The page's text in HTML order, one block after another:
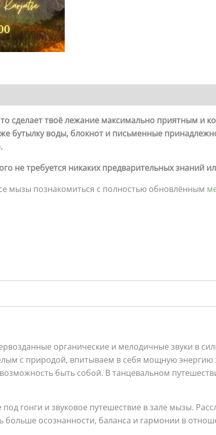
сделает твоё лежание максимально приятным и
бутылку воды, блокнот и письменные
не требуется никаких предварительных знаний
мызы познакомиться с полностью обновлённым
органические и мелодичные звуки в
с природой, впитываем в себя мощную энергию
быть собой. В танцевальном
гонги и звуковое путешествие в зале мызы.
осознанности, баланса и гармонии в